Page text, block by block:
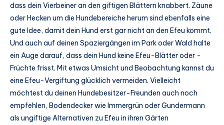
dass dein Vierbeiner an den giftigen Blättern knabbert. Zäune
oder Hecken um die Hundebereiche herum sind ebenfalls eine
gute Idee, damit dein Hund erst gar nicht an den Efeu kommt.
Und auch auf deinen Spaziergängen im Park oder Wald halte
ein Auge darauf, dass dein Hund keine Efeu-Blätter oder -
Früchte frisst. Mit etwas Umsicht und Beobachtung kannst du
eine Efeu-Vergiftung glücklich vermeiden. Vielleicht
möchtest du deinen Hundebesitzer-Freunden auch noch
empfehlen, Bodendecker wie Immergrün oder Gundermann
als ungiftige Alternativen zu Efeu in ihren Gärten